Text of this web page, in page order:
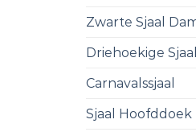
Zwarte Sjaal
Driehoekige Sjaal
Carnavalssjaal
Sjaal Hoofddoek